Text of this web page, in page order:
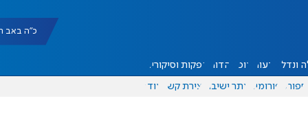
כ"ה באב תשפ"ו
ונדל"ן דעות אוכל יהדות הפקות וסיקורים
ספורט פורומים אתר ישיבה יצירת קשר עוד